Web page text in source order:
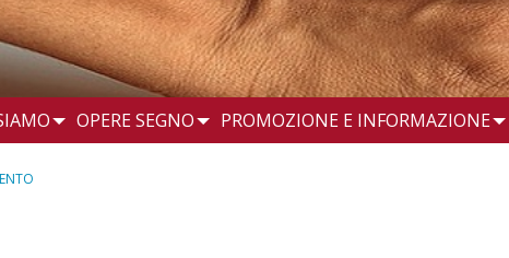
OPERE SEGNO PROMOZIONE E INFORMAZIONE